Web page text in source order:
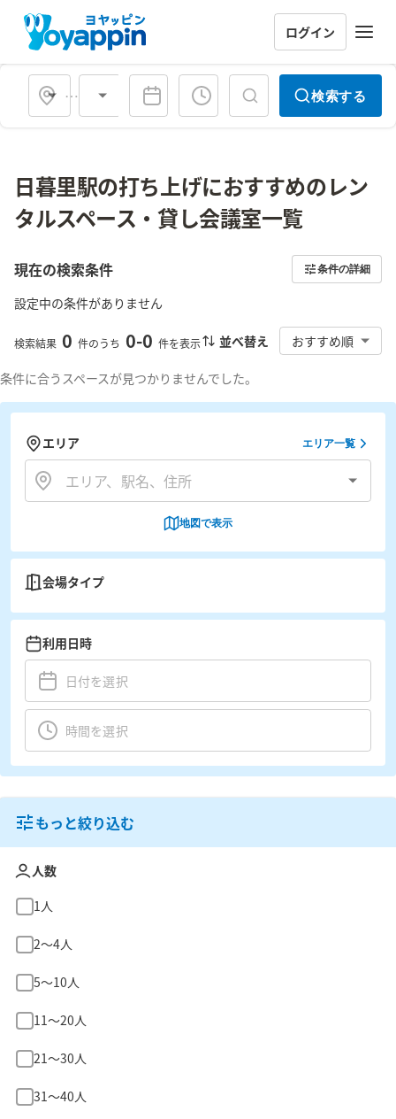
ログイン
会場タイプ 検索する
日暮里駅の打ち上げにおすすめのレン
タルスペース・貸し会議室一覧
現在の検索条件 条件の詳細
設定中の条件がありません
検索結果 0 件のうち 0-0 件を表示 並べ替え おすすめ順
条件に合うスペースが見つかりませんでした。
エリア エリア一覧
地図で表示
会場タイプ
利用日時
もっと絞り込む
人数
1人
2〜4人
5〜10人
11〜20人
21〜30人
31〜40人